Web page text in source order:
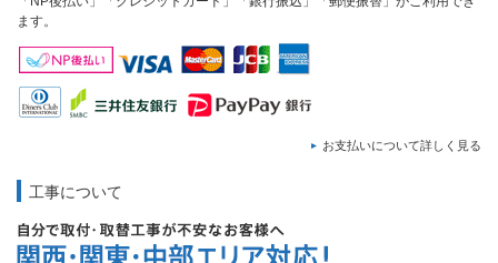
ます。
お支払いについて詳しく見る
工事について